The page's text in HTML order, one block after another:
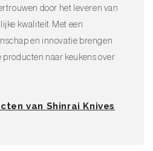
door het leveren van
kwaliteit. Met een
en innovatie brengen
producten naar keukens over
van Shinrai Knives